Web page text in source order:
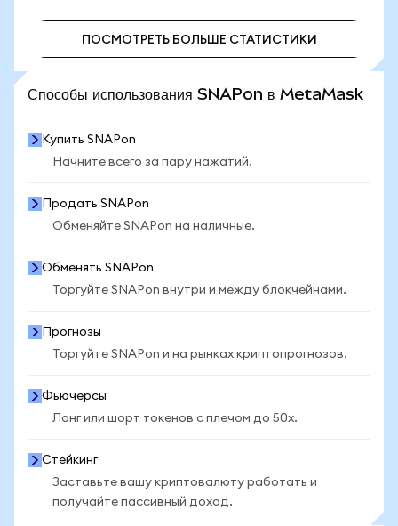
ПОСМОТРЕТЬ БОЛЬШЕ СТАТИСТИКИ
Способы использования SNAPon в MetaMask
Купить SNAPon
Начните всего за пару нажатий.
Продать SNAPon
Обменяйте SNAPon на наличные.
Обменять SNAPon
Торгуйте SNAPon внутри и между блокчейнами.
Прогнозы
Торгуйте SNAPon и на рынках криптопрогнозов.
Фьючерсы
Лонг или шорт токенов с плечом до 50x.
Стейкинг
Заставьте вашу криптовалюту работать и
получайте пассивный доход.